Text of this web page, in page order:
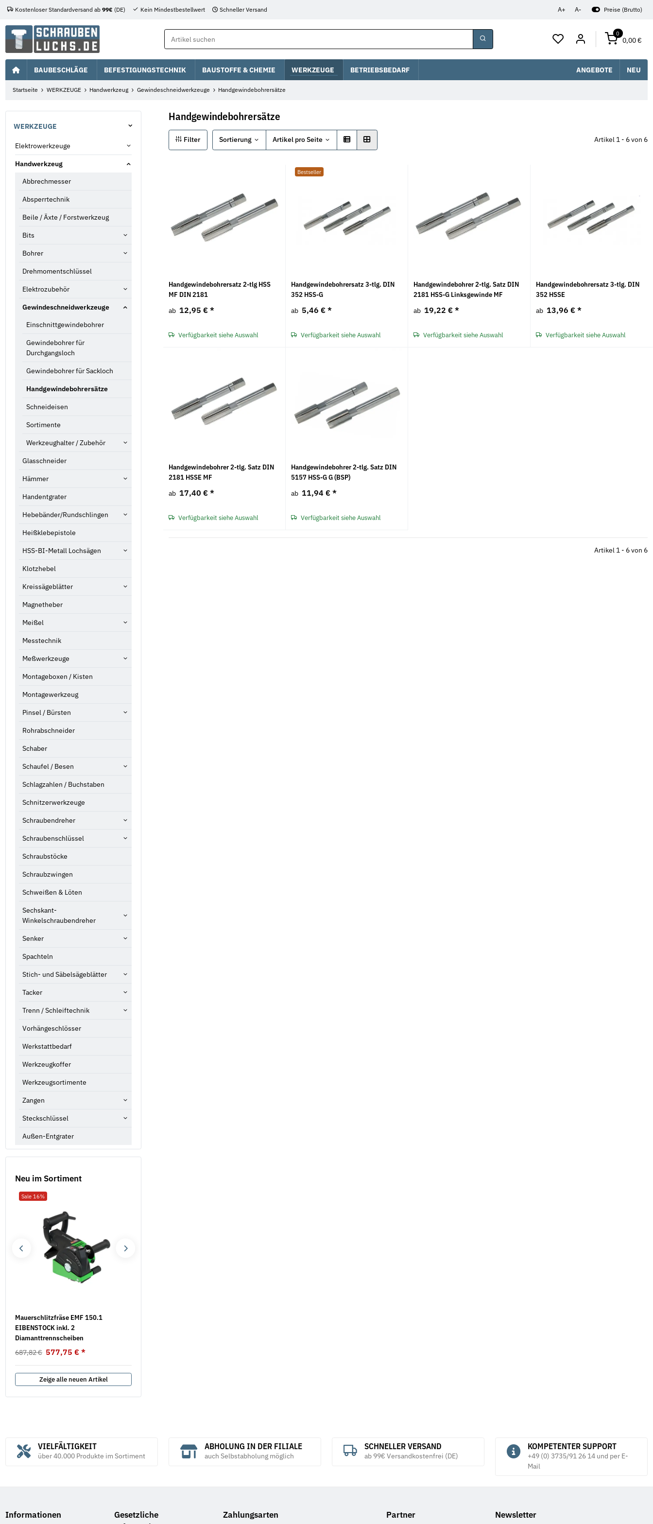
A+ A- Preise (Brutto)
Kostenloser Standardversand ab 99€ (DE) Kein Mindestbestellwert Schneller Versand
0
0,00 €
BAUBESCHLÄGE BEFESTIGUNGSTECHNIK BAUSTOFFE & CHEMIE WERKZEUGE BETRIEBSBEDARF ANGEBOTE NEU
Startseite WERKZEUGE Handwerkzeug Gewindeschneidwerkzeuge Handgewindebohrersätze
Handgewindebohrersätze
Filter Sortierung Artikel pro Seite Artikel 1 - 6 von 6
Handgewindebohrersatz 2-tlg HSS
MF DIN 2181
ab 12,95 € *
Verfügbarkeit siehe Auswahl
Bestseller
Handgewindebohrersatz 3-tlg. DIN
352 HSS-G
ab 5,46 € *
Verfügbarkeit siehe Auswahl
Handgewindebohrer 2-tlg. Satz DIN
2181 HSS-G Linksgewinde MF
ab 19,22 € *
Verfügbarkeit siehe Auswahl
Handgewindebohrersatz 3-tlg. DIN
352 HSSE
ab 13,96 € *
Verfügbarkeit siehe Auswahl
Handgewindebohrer 2-tlg. Satz DIN
2181 HSSE MF
ab 17,40 € *
Verfügbarkeit siehe Auswahl
Handgewindebohrer 2-tlg. Satz DIN
5157 HSS-G G (BSP)
ab 11,94 € *
Verfügbarkeit siehe Auswahl
Artikel 1 - 6 von 6
WERKZEUGE
Elektrowerkzeuge
Handwerkzeug
Abbrechmesser
Absperrtechnik
Beile / Äxte / Forstwerkzeug
Bits
Bohrer
Drehmomentschlüssel
Elektrozubehör
Gewindeschneidwerkzeuge
Einschnittgewindebohrer
Gewindebohrer für
Durchgangsloch
Gewindebohrer für Sackloch
Handgewindebohrersätze
Schneideisen
Sortimente
Werkzeughalter / Zubehör
Glasschneider
Hämmer
Handentgrater
Hebebänder/Rundschlingen
Heißklebepistole
HSS-BI-Metall Lochsägen
Klotzhebel
Kreissägeblätter
Magnetheber
Meißel
Messtechnik
Meßwerkzeuge
Montageboxen / Kisten
Montagewerkzeug
Pinsel / Bürsten
Rohrabschneider
Schaber
Schaufel / Besen
Schlagzahlen / Buchstaben
Schnitzerwerkzeuge
Schraubendreher
Schraubenschlüssel
Schraubstöcke
Schraubzwingen
Schweißen & Löten
Sechskant-
Winkelschraubendreher
Senker
Spachteln
Stich- und Säbelsägeblätter
Tacker
Trenn / Schleiftechnik
Vorhängeschlösser
Werkstattbedarf
Werkzeugkoffer
Werkzeugsortimente
Zangen
Steckschlüssel
Außen-Entgrater
Neu im Sortiment
Sale 16%
Mauerschlitzfräse EMF 150.1
EIBENSTOCK inkl. 2
Diamanttrennscheiben
687,82 € 577,75 € *
Zeige alle neuen Artikel
VIELFÄLTIGKEIT
über 40.000 Produkte im Sortiment
ABHOLUNG IN DER FILIALE
auch Selbstabholung möglich
SCHNELLER VERSAND
ab 99€ Versandkostenfrei (DE)
KOMPETENTER SUPPORT
+49 (0) 3735/91 26 14 und per E-
Mail
Informationen
Gesetzliche
Zahlungsarten Partner Newsletter